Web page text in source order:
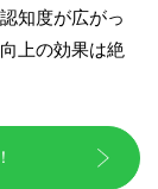
知度が広がっ
上の効果は絶